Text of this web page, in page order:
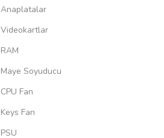
Anaplatalar
Videokartlar
RAM
Maye Soyuducu
CPU Fan
Keys Fan
PSU